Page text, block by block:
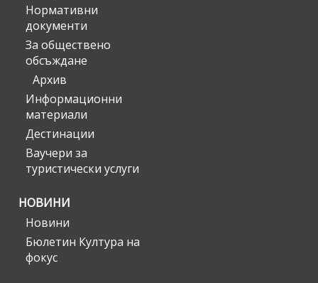
Нормативни
документи
За обществено
обсъждане
Архив
Информационни
материали
Дестинации
Ваучери за
туристически услуги
НОВИНИ
Новини
Бюлетин Култура на
фокус